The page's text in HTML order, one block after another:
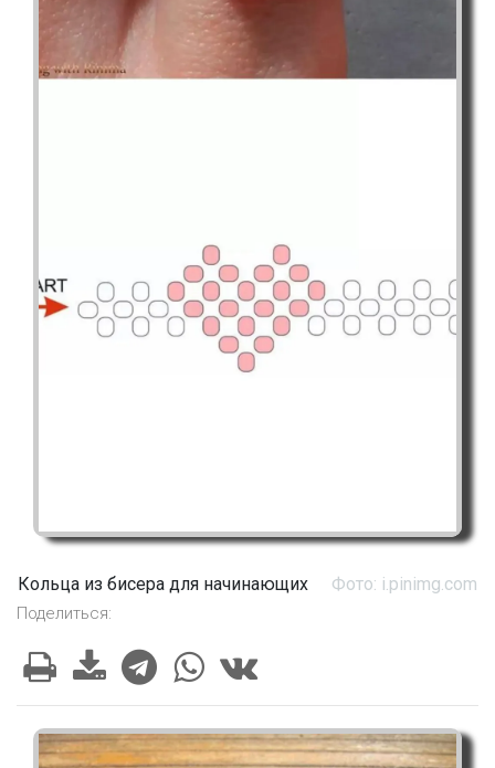
Кольца из бисера для начинающих Фото: i.pinimg.com
Поделиться: